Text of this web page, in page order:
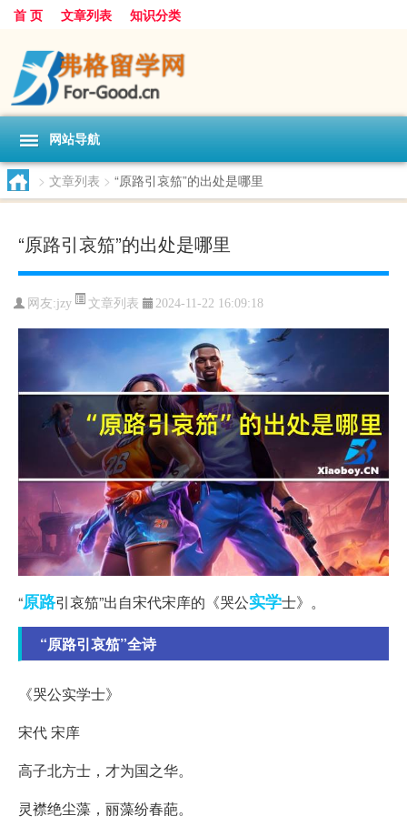
首 页 文章列表 知识分类
网站导航
> 文章列表 > “原路引哀笳”的出处是哪里
“原路引哀笳”的出处是哪里
网友:jzy 文章列表 2024-11-22 16:09:18
“原路引哀笳”出自宋代宋庠的《哭公实学士》。
“原路引哀笳”全诗
《哭公实学士》
宋代 宋庠
高子北方士，才为国之华。
灵襟绝尘藻，丽藻纷春葩。